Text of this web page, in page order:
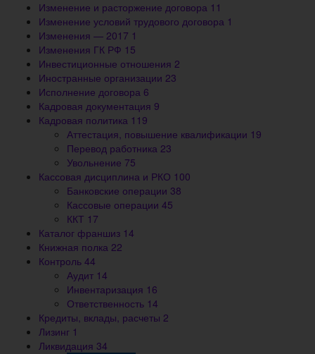
Изменение и расторжение договора 11
Изменение условий трудового договора 1
Изменения — 2017 1
Изменения ГК РФ 15
Инвестиционные отношения 2
Иностранные организации 23
Исполнение договора 6
Кадровая документация 9
Кадровая политика 119
Аттестация, повышение квалификации 19
Перевод работника 23
Увольнение 75
Кассовая дисциплина и РКО 100
Банковские операции 38
Кассовые операции 45
ККТ 17
Каталог франшиз 14
Книжная полка 22
Контроль 44
Аудит 14
Инвентаризация 16
Ответственность 14
Кредиты, вклады, расчеты 2
Лизинг 1
Ликвидация 34